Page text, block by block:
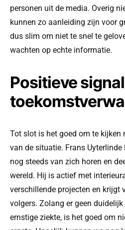
personen uit de media. Overig
kunnen zo aanleiding zijn voor
dus slim om niet te snel te
wachten op echte informatie.
Positieve
Tot slot is het goed om te kijken
van de situatie. Frans
nog steeds van zich horen en
wereld. Hij is actief met
verschillende projecten en krijgt
volgers. Zolang er geen
ernstige ziekte, is het goed om